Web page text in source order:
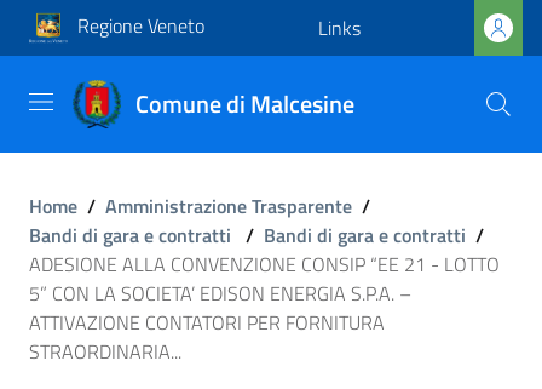
Regione Veneto Links
Comune di Malcesine
Home / Amministrazione Trasparente /
Bandi di gara e contratti / Bandi di gara e contratti /
ADESIONE ALLA CONVENZIONE CONSIP “EE 21 - LOTTO
5” CON LA SOCIETA’ EDISON ENERGIA S.P.A. –
ATTIVAZIONE CONTATORI PER FORNITURA
STRAORDINARIA...